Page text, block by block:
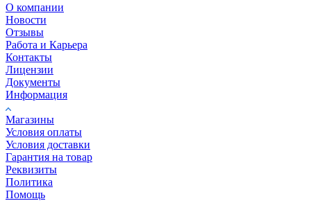
О компании
Новости
Отзывы
Работа и Карьера
Контакты
Лицензии
Документы
Информация
Магазины
Условия оплаты
Условия доставки
Гарантия на товар
Реквизиты
Политика
Помощь